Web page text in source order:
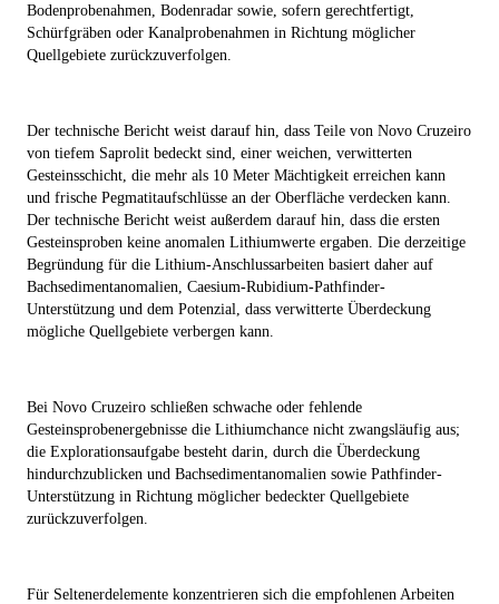
Bodenprobenahmen, Bodenradar sowie, sofern gerechtfertigt,
Schürfgräben oder Kanalprobenahmen in Richtung möglicher
Quellgebiete zurückzuverfolgen.
Der technische Bericht weist darauf hin, dass Teile von Novo Cruzeiro
von tiefem Saprolit bedeckt sind, einer weichen, verwitterten
Gesteinsschicht, die mehr als 10 Meter Mächtigkeit erreichen kann
und frische Pegmatitaufschlüsse an der Oberfläche verdecken kann.
Der technische Bericht weist außerdem darauf hin, dass die ersten
Gesteinsproben keine anomalen Lithiumwerte ergaben. Die derzeitige
Begründung für die Lithium-Anschlussarbeiten basiert daher auf
Bachsedimentanomalien, Caesium-Rubidium-Pathfinder-
Unterstützung und dem Potenzial, dass verwitterte Überdeckung
mögliche Quellgebiete verbergen kann.
Bei Novo Cruzeiro schließen schwache oder fehlende
Gesteinsprobenergebnisse die Lithiumchance nicht zwangsläufig aus;
die Explorationsaufgabe besteht darin, durch die Überdeckung
hindurchzublicken und Bachsedimentanomalien sowie Pathfinder-
Unterstützung in Richtung möglicher bedeckter Quellgebiete
zurückzuverfolgen.
Für Seltenerdelemente konzentrieren sich die empfohlenen Arbeiten